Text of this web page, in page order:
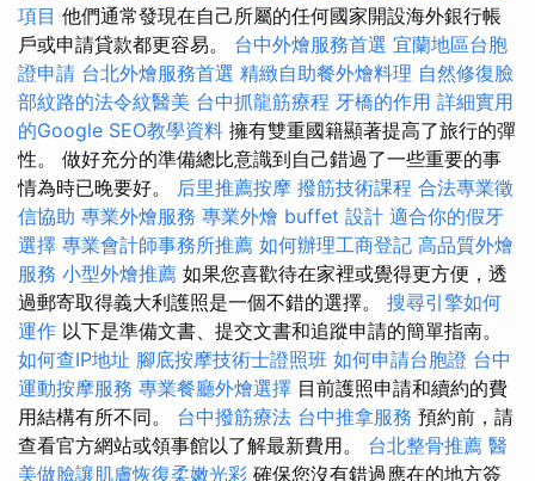
項目 他們通常發現在自己所屬的任何國家開設海外銀行帳
戶或申請貸款都更容易。 台中外燴服務首選 宜蘭地區台胞
證申請 台北外燴服務首選 精緻自助餐外燴料理 自然修復臉
部紋路的法令紋醫美 台中抓龍筋療程 牙橋的作用 詳細實用
的Google SEO教學資料 擁有雙重國籍顯著提高了旅行的彈
性。 做好充分的準備總比意識到自己錯過了一些重要的事
情為時已晚要好。 后里推薦按摩 撥筋技術課程 合法專業徵
信協助 專業外燴服務 專業外燴 buffet 設計 適合你的假牙
選擇 專業會計師事務所推薦 如何辦理工商登記 高品質外燴
服務 小型外燴推薦 如果您喜歡待在家裡或覺得更方便，透
過郵寄取得義大利護照是一個不錯的選擇。 搜尋引擎如何
運作 以下是準備文書、提交文書和追蹤申請的簡單指南。
如何查IP地址 腳底按摩技術士證照班 如何申請台胞證 台中
運動按摩服務 專業餐廳外燴選擇 目前護照申請和續約的費
用結構有所不同。 台中撥筋療法 台中推拿服務 預約前，請
查看官方網站或領事館以了解最新費用。 台北整骨推薦 醫
美做臉讓肌膚恢復柔嫩光彩 確保您沒有錯過應在的地方簽